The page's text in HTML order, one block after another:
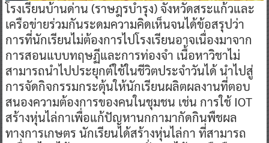
โรงเรียนบ้านด่าน (ราษฎรบำรุง) จังหวัดสระแก้วและ
เครือข่ายร่วมกันระดมความคิดเห็นจนได้ข้อสรุปว่า
การที่นักเรียนไม่ต้องการไปโรงเรียนอาจเนื่องมาจาก
การสอนแบบทฤษฏีและการท่องจำ เนื้อหาวิชาไม่
สามารถนำไปประยุกต์ใช้ในชีวิตประจำวันได้ นำไปสู่
การจัดกิจกรรมกระตุ้นให้นักเรียนผลิตผลงานที่ตอบ
สนองความต้องการของคนในชุมชน เช่น การใช้ IOT
สร้างหุ่นไล่กาเพื่อแก้ปัญหานกกามากัดกินพืชผล
ทางการเกษตร นักเรียนได้สร้างหุ่นไล่กา ที่สามารถ